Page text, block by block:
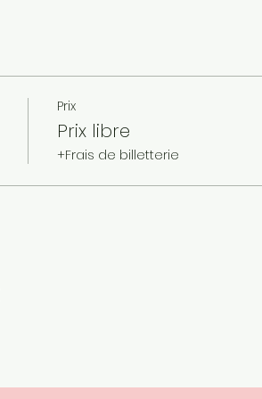
Prix
Prix libre
+Frais de billetterie